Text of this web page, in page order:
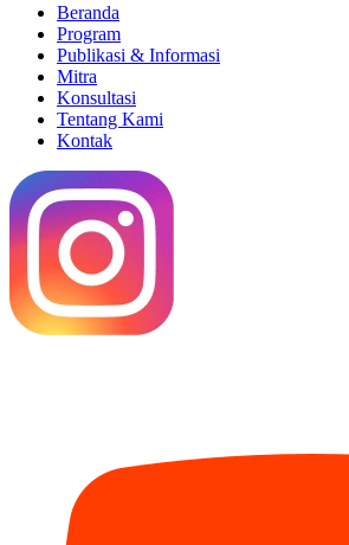
Beranda
Program
Publikasi & Informasi
Mitra
Konsultasi
Tentang Kami
Kontak